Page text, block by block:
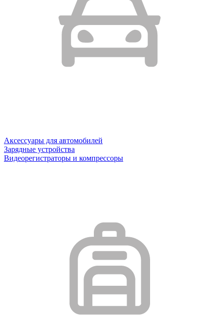
Аксессуары для автомобилей
Зарядные устройства
Видеорегистраторы и компрессоры